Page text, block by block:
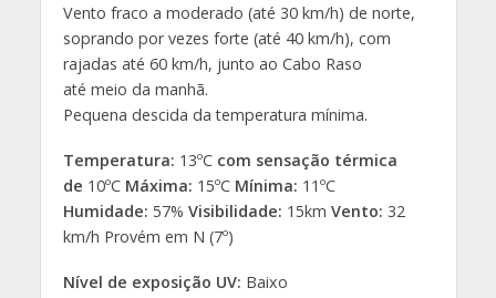
Vento fraco a moderado (até 30 km/h) de norte,
soprando por vezes forte (até 40 km/h), com
rajadas até 60 km/h, junto ao Cabo Raso
até meio da manhã.
Pequena descida da temperatura mínima.
Temperatura: 13ºC com sensação térmica
de 10ºC Máxima: 15ºC Mínima: 11ºC
Humidade: 57% Visibilidade: 15km Vento: 32
km/h Provém em N (7º)
Nível de exposição UV: Baixo